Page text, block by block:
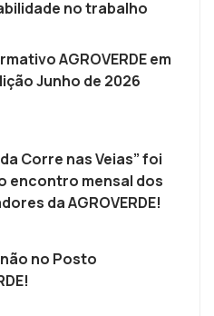
no trabalho
AGROVERDE em
Junho de 2026
Corre nas Veias” foi
encontro mensal dos
da AGROVERDE!
no Posto